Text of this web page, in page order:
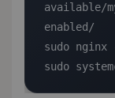
available/
enabled/
sudo nginx
sudo